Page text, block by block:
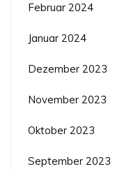
Februar 2024
Januar 2024
Dezember 2023
November 2023
Oktober 2023
September 2023